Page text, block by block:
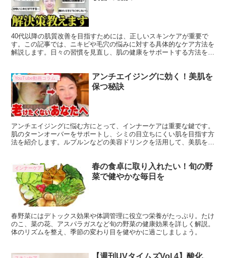
40代以降の肌質改善を目指すためには、正しいスキンケアが重要で
す。この記事では、ニキビや毛穴の悩みに対する具体的なケア方法を
解説します。日々の習慣を見直し、肌の健康をサポートする方法を学
YouTube動画コラム
アンチエイジングに効く！美肌を
保つ秘訣
アンチエイジングに悩む方にとって、インナーケアは重要な鍵です。
肌のターンオーバーをサポートし、シミの目立ちにくい肌を目指す方
法を紹介します。ルプルンなどの美容ドリンクを活用して、美肌をサ
インナーケア
春の食卓に取り入れたい！旬の野
菜で健やかな毎日を
春野菜にはデトックス効果や体調管理に役立つ栄養がたっぷり。たけ
のこ、菜の花、アスパラガスなど旬の野菜の健康効果を詳しく解説。
体のリズムを整え、季節の変わり目を健やかに過ごしましょう。
【週刊UVタイムズVol.4】酸化、